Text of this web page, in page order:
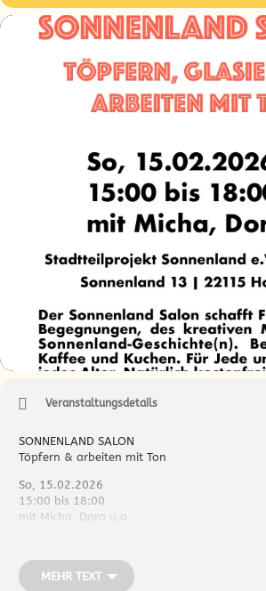
Veranstaltungsdetails
SONNENLAND SALON
Töpfern & arbeiten mit Ton
So, 15.02.2026
15:00 bis 18:00
mit Micha, Doro u.a.
in der Kate im Stadtteilprojekt Sonnenland
22115 Hamburg
MEHR TEXT